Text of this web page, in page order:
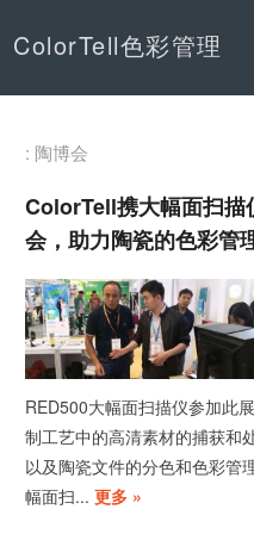
ColorTell色彩管理
: 陶博会
ColorTell携大幅面扫描
会，助力陶瓷的色彩管
RED500大幅面扫描仪参加此
制工艺中的高清素材的捕获和
以及陶瓷文件的分色和色彩管
幅面扫...更多 »